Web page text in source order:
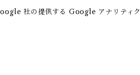
社の提供する Google アナリティク